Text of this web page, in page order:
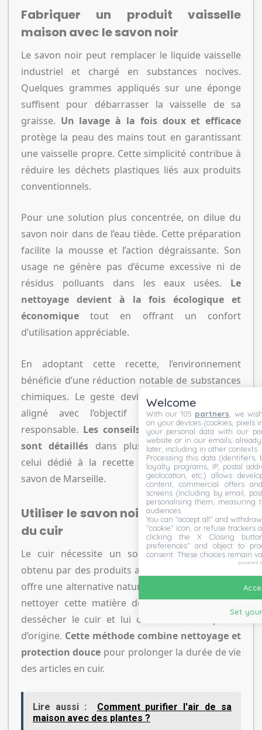
Fabriquer un produit vaisselle
maison avec le savon noir
Le savon noir peut remplacer le liquide vaisselle
industriel et chargé en substances nocives.
Quelques grammes appliqués sur une éponge
suffisent pour débarrasser la vaisselle de sa
graisse. Un lavage à la fois doux et efficace
protège la peau des mains tout en garantissant
une vaisselle propre. Cette simplicité contribue à
réduire les déchets plastiques liés aux produits
conventionnels.
Pour une solution plus concentrée, on dilue du
savon noir dans de l’eau tiède. Cette préparation
facilite la mousse et l’action dégraissante. Son
usage ne génère pas d’écume excessive ni de
résidus polluants dans les eaux usées. Le
nettoyage devient à la fois écologique et
économiquetout en offrant un confort
d’utilisation appréciable.
En adoptant cette recette, l’environnement
bénéficie d’une réduction notable de substances
chimiques. Le geste devient vraiment durable,
aligné avec l’objectif d’une consommation
responsable. Les conseils pratiques pour cela
sont détaillés dans plusieurs guides comme
celui dédié à la recette de lessive maison au
savon de Marseille.
Utiliser le savon noir pour l’entretien
du cuir
Le cuir nécessite un soin particulier, souvent
obtenu par des produits agressifs. Le savon noir
offre une alternative naturelle pour entretenir et
nettoyer cette matière délicate. Il nettoie sans
dessécher le cuir et lui conserve sa souplesse
d’origine. Cette méthode combine nettoyage et
protection douce pour prolonger la durée de vie
des articles en cuir.
Lire aussi :
Comment purifier l'air de sa
maison avec des plantes ?
Welcome
With our 105 partners , we
on your devices (cookies, pixels
your personal data with our
website or in our emails,
later, including in other contexts.
Processing this data (identifiers,
loyalty programs, IP, postal
geolocation, etc.) allows
content, commercial offers
screens (including by email,
personalising them, measuring
audiences.
You can "accept all" and
"cookie" icon, or refuse trackers
clicking the X Closing
preferences" and object to
consent. These choices remain
powered
Set